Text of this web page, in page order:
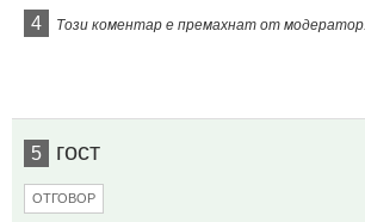
4 Този коментар е премахнат от модератор.
5 гост
ОТГОВОР